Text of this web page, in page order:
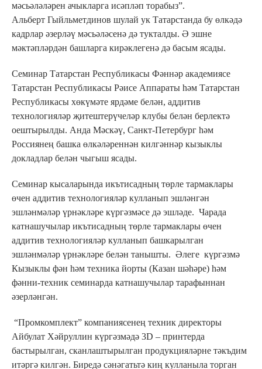
мәсьәләләрен ачыкларга исәпләп торабыз”.
Альберт Гыйльметдинов шулай ук Татарстанда бу өлкәдә
кадрлар әзерләү мәсьәләсенә дә тукталды. Ә эшне
мәктәпләрдән башларга кирәклегенә дә басым ясады.
Семинар Татарстан Республикасы Фәннәр академиясе
Татарстан Республикасы Рәисе Аппараты һәм Татарстан
Республикасы хөкүмәте ярдәме белән, аддитив
технологияләр җитештерүчеләр клубы белән берлектә
оештырылды. Анда Мәскәү, Санкт-Петербург һәм
Россиянең башка өлкәләреннән килгәннәр кызыклы
докладлар белән чыгыш ясады.
Семинар кысаларында икътисадның төрле тармаклары
өчен аддитив технологияләр кулланып эшләнгән
эшләнмәләр үрнәкләре күргәзмәсе дә эшләде. Чарада
катнашучылар икътисадның төрле тармаклары өчен
аддитив технологияләр кулланып башкарылган
эшләнмәләр үрнәкләре белән танышты. Әлеге күргәзмә
Кызыклы фән һәм техника йорты (Казан шәһәре) һәм
фәнни-техник семинарда катнашучылар тарафыннан
әзерләнгән.
“Промкомплект” компаниясенең техник директоры
Айбулат Хәйруллин күргәзмәдә 3D – принтерда
бастырылган, сканлаштырылган продукцияләрне тәкъдим
итәргә килгән. Биредә сәнәгатьтә киң кулланыла торган